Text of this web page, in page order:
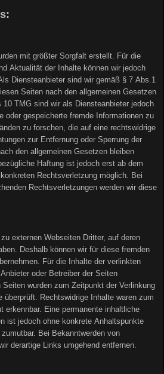
mit größter Sorgfalt erstellt. Für die
Aktualität der Inhalte können wir jedoch
Diensteanbieter sind wir gemäß § 7 Abs.1
Seiten nach den allgemeinen Gesetzen
TMG sind wir als Diensteanbieter jedoch
oder gespeicherte fremde Informationen zu
zu forschen, die auf eine rechtswidrige
zur Entfernung oder Sperrung der
den allgemeinen Gesetzen bleiben
Haftung ist jedoch erst ab dem
Rechtsverletzung möglich. Bei
Rechtsverletzungen werden wir diese
externen Webseiten Dritter, auf deren
Deshalb können wir für diese fremden
Für die Inhalte der verlinkten
oder Betreiber der Seiten
wurden zum Zeitpunkt der Verlinkung
Rechtswidrige Inhalte waren zum
erkennbar. Eine permanente inhaltliche
ist jedoch ohne konkrete Anhaltspunkte
Bei Bekanntwerden von
derartige Links umgehend entfernen.